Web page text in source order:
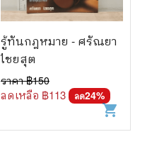
รู้ทันกฎหมาย - ศรัณยา
ไชยสุต
ราคา ฿150
ลดเหลือ ฿113 ลด24%
shopping_cart